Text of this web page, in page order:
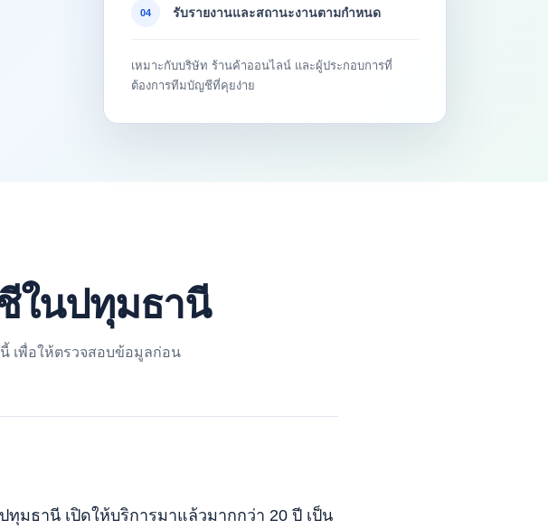
04 รับรายงานและสถานะงานตามกำหนด
เหมาะกับบริษัท ร้านค้าออนไลน์ และผู้ประกอบการที่
ต้องการทีมบัญชีที่คุยง่าย
ในปทุมธานี
เพื่อให้ตรวจสอบข้อมูลก่อน
ทุมธานี เปิดให้บริการมาแล้วมากกว่า 20 ปี เป็น